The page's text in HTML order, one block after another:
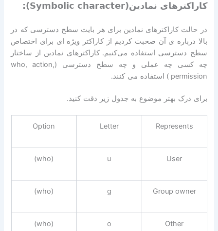
کاراکترهای نمادین(Symbolic character):
در حالت کاراکترهای نمادین برای هر بایت سطح دسترسی که در
بالا درباره ی آن صحبت کردیم از کاراکتر ویژه ای برای اختصاص
سطح دسترسی استفاده می‌کنیم.کاراکترهای نمادین از ساختار
چه کسی چه عملی و چه سطح دسترسی
(who, action,
permission )
استفاده می کنند .
برای درک بهتر موضوع به جدول زیر دقت کنید .
Represents
Letter
Option
User
u
(who)
Group owner
g
(who)
Other
o
(who)